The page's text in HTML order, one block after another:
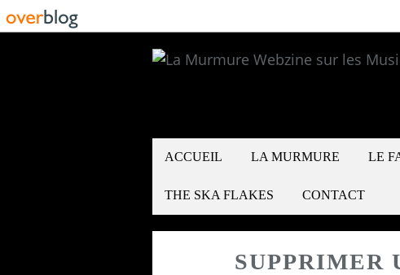
ACCUEIL LA MURMURE LE
THE SKA FLAKES CONTACT
SUPPRIMER